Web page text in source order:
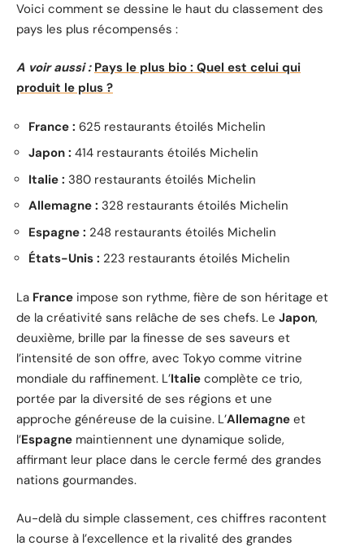
Voici comment se dessine le haut du classement des
pays les plus récompensés :
A voir aussi : Pays le plus bio : Quel est celui qui
produit le plus ?
France : 625 restaurants étoilés Michelin
Japon : 414 restaurants étoilés Michelin
Italie : 380 restaurants étoilés Michelin
Allemagne : 328 restaurants étoilés Michelin
Espagne : 248 restaurants étoilés Michelin
États-Unis : 223 restaurants étoilés Michelin
La France impose son rythme, fière de son héritage et
de la créativité sans relâche de ses chefs. Le Japon,
deuxième, brille par la finesse de ses saveurs et
l’intensité de son offre, avec Tokyo comme vitrine
mondiale du raffinement. L’Italie complète ce trio,
portée par la diversité de ses régions et une
approche généreuse de la cuisine. L’Allemagne et
l’Espagne maintiennent une dynamique solide,
affirmant leur place dans le cercle fermé des grandes
nations gourmandes.
Au-delà du simple classement, ces chiffres racontent
la course à l’excellence et la rivalité des grandes